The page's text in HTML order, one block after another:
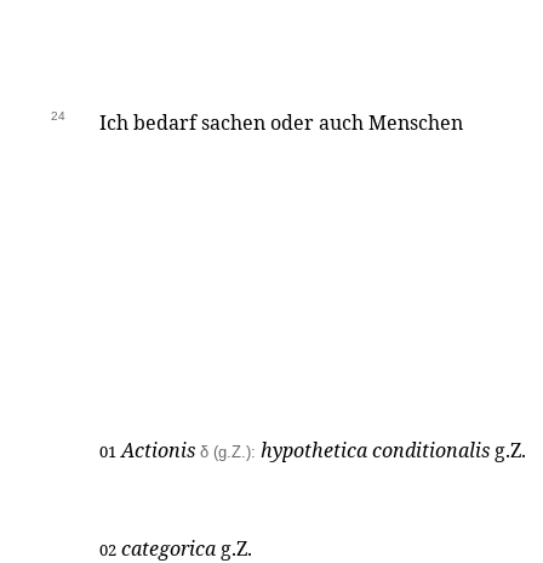
24 Ich bedarf sachen oder auch Menschen
01 Actionis δ (g.Z.): hypothetica conditionalis g.Z.
02 categorica g.Z.